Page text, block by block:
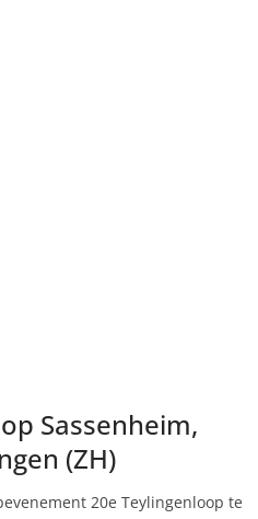
Sassenheim,
(ZH)
20e Teylingenloop te